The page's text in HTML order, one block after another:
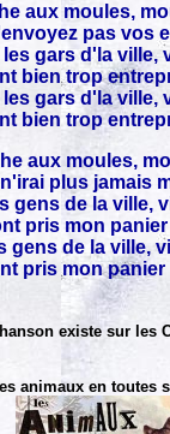
aux moules,
pas vos
les gars d'la ville,
bien trop
les gars d'la ville,
bien trop
aux moules,
plus jamais
gens de la ville,
pris mon
gens de la ville,
pris mon panier
existe sur les
animaux en toutes